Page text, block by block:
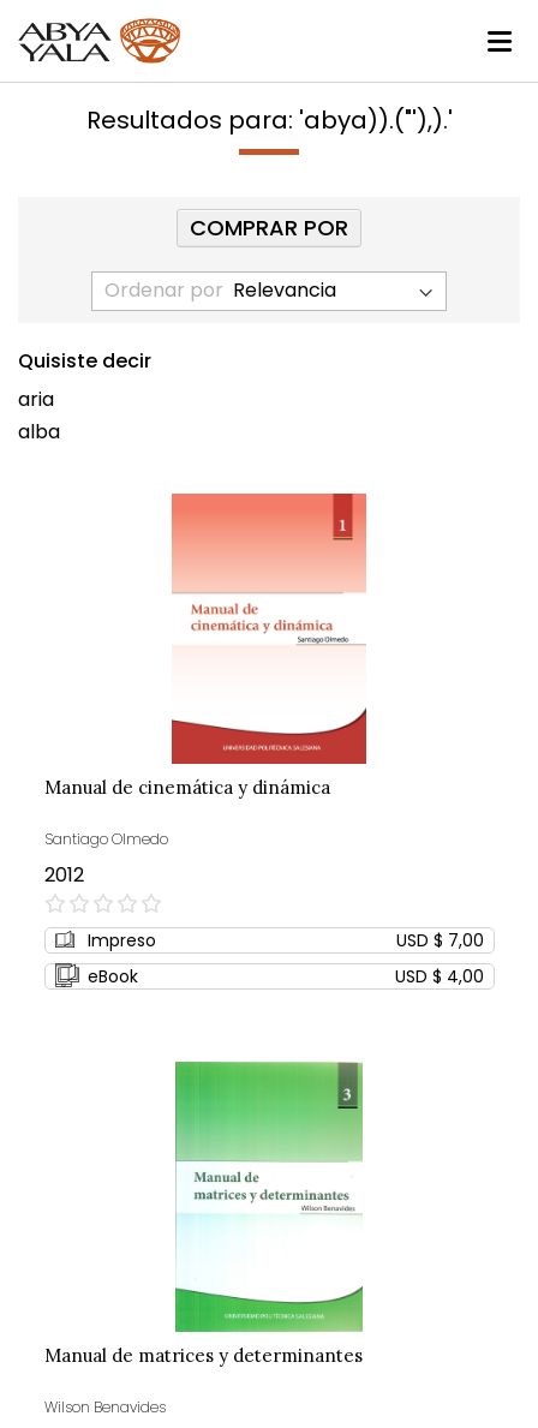
Resultados para: 'abya)).("'),).'
Ordenar por
Quisiste decir
aria
alba
Manual de cinemática y dinámica
Santiago Olmedo
2012
0%
Impreso
USD $ 7,00
eBook
USD $ 4,00
Manual de matrices y determinantes
Wilson Benavides
COMPRAR POR